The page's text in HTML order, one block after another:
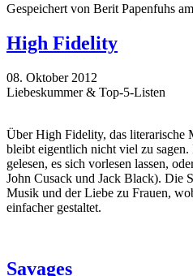
Gespeichert von Berit Papenfuhs
High Fidelity
08. Oktober 2012
Liebeskummer & Top-5-Listen
Über High Fidelity, das literarische
bleibt eigentlich nicht viel zu sagen.
gelesen, es sich vorlesen lassen,
John Cusack und Jack Black). Die
Musik und der Liebe zu Frauen,
einfacher gestaltet.
Savages